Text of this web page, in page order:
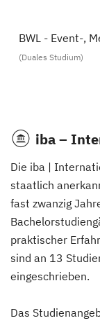
BWL - Event-,
(Duales Studium)
iba –
Die iba |
staatlich
fast zwanzig
praktischer
sind an 13
eingeschrieben.
Das